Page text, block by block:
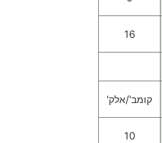
16
קומב'/אלק'
10